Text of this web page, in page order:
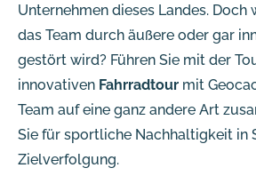
Unternehmen dieses Landes. Doch
das Team durch äußere oder gar
gestört wird? Führen Sie mit der
innovativen Fahrradtour mit
Team auf eine ganz andere Art
Sie für sportliche Nachhaltigkeit in
Zielverfolgung.